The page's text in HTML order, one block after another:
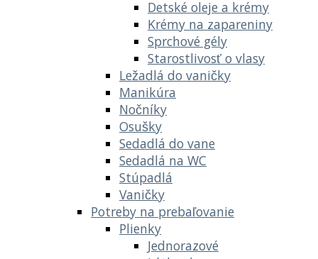
Detské oleje a krémy
Krémy na zapareniny
Sprchové gély
Starostlivosť o vlasy
Ležadlá do vaničky
Manikúra
Nočníky
Osušky
Sedadlá do vane
Sedadlá na WC
Stúpadlá
Vaničky
Potreby na prebaľovanie
Plienky
Jednorazové